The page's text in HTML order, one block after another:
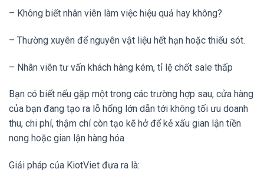
– Không biết nhân viên làm việc hiệu quả hay không?
– Thường xuyên để nguyên vật liệu hết hạn hoặc thiếu sót.
– Nhân viên tư vấn khách hàng kém, tỉ lệ chốt sale thấp
Bạn có biết nếu gặp một trong các trường hợp sau, cửa hàng
của bạn đang tạo ra lỗ hổng lớn dẫn tới không tối ưu doanh
thu, chi phí, thậm chí còn tạo kẽ hở để kẻ xấu gian lận tiền
nong hoặc gian lận hàng hóa
Giải pháp của KiotViet đưa ra là: